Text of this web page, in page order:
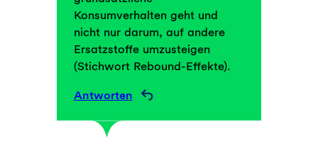
Konsumverhalten geht und
nicht nur darum, auf andere
Ersatzstoffe umzusteigen
(Stichwort Rebound-Effekte).
Antworten